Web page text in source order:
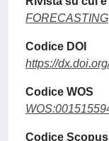
FORECASTING
Codice DOI
https://
Codice WOS
Codice Scopus